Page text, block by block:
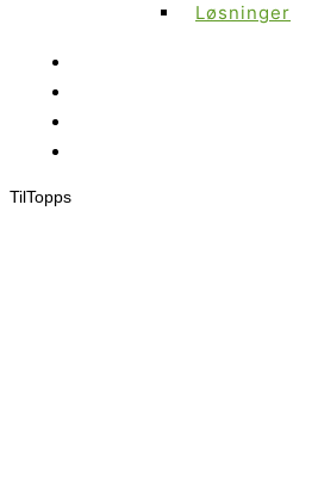
Løsninger
TilTopps